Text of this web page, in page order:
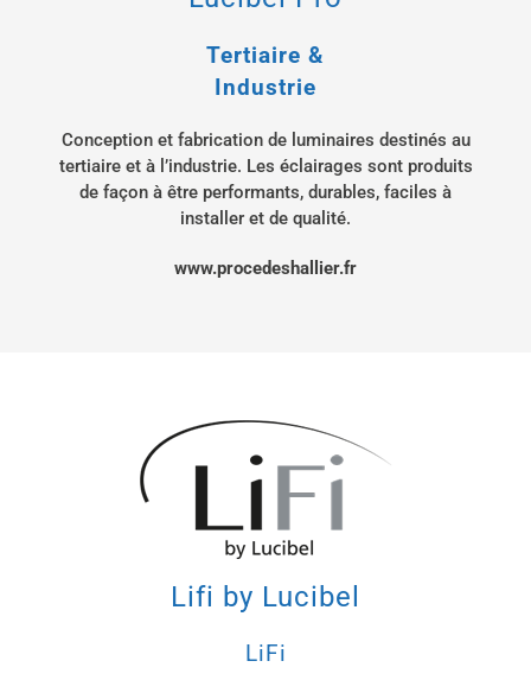
Tertiaire &
Industrie
Conception et fabrication de luminaires destinés au
tertiaire et à l’industrie. Les éclairages sont produits
de façon à être performants, durables, faciles à
installer et de qualité.
www.procedeshallier.fr
Lifi by Lucibel
LiFi